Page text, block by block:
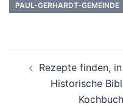
PAUL-GERHARDT-GEMEINDE
Navigation
Rezepte finden,
Historische